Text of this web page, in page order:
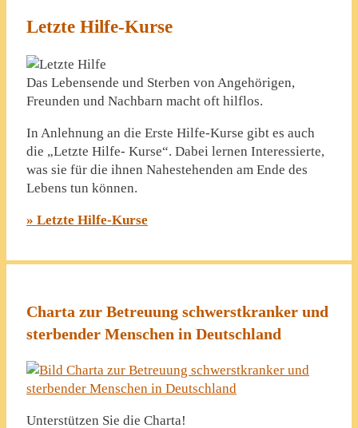
Letzte Hilfe-Kurse
Das Lebensende und Sterben von Angehörigen,
Freunden und Nachbarn macht oft hilflos.
In Anlehnung an die Erste Hilfe-Kurse gibt es auch
die „Letzte Hilfe- Kurse“. Dabei lernen Interessierte,
was sie für die ihnen Nahestehenden am Ende des
Lebens tun können.
» Letzte Hilfe-Kurse
Charta zur Betreuung schwerstkranker und
sterbender Menschen in Deutschland
Unterstützen Sie die Charta!